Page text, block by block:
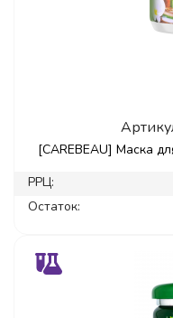
[CAREBEAU] Маска
РРЦ:
Остаток: